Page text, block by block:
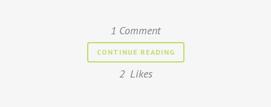
1 Comment
CONTINUE READING
2 Likes